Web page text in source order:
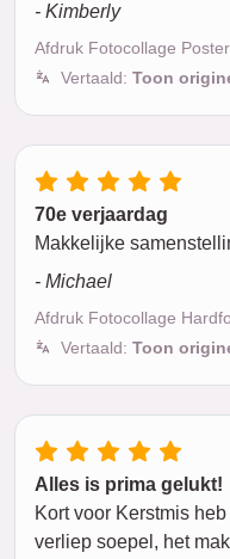
- Kimberly
Afdruk Fotocollage
Vertaald: Toon
70e verjaardag
Makkelijke
- Michael
Afdruk Fotocollage
Vertaald: Toon
Alles is prima gelukt!
Kort voor Kerstmis
verliep soepel, het